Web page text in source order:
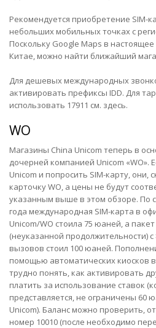
Рекомендуется приобретение SIM-
небольших мобильных точках с
Поскольку Google Maps в
Китае, можно найти ближайший
Для дешевых международных
активировать префиксы IDD. Для
использовать 17911 см. здесь.
WO
Магазины China Unicom теперь в
дочерней компанией Unicom «WO».
Unicom и попросить SIM-карту, они,
карточку WO, а цены не будут
указанным выше в этом обзоре. По
года международная SIM-карта в
Unicom/WO стоила 75 юаней, а
(неуказанной продолжительности)
вызовов стоил 100 юаней.
помощью автоматических киосков
трудно понять, как активировать
платить за использование ставок
представляется, не ограничены 60
Unicom). Баланс можно проверить,
номер 10010 (после необходимо